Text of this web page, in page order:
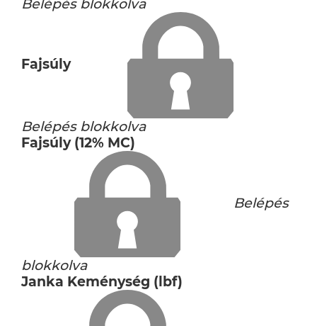
Belépés blokkolva
Fajsúly
Belépés blokkolva
Fajsúly (12% MC)
Belépés
blokkolva
Janka Keménység (lbf)